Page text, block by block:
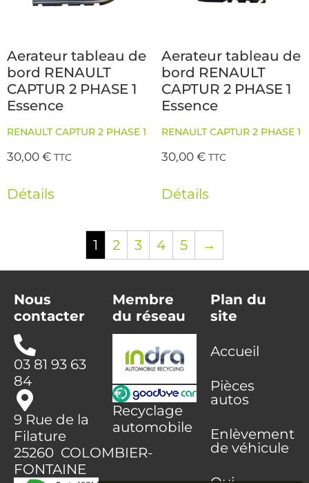
Aerateur tableau de
bord RENAULT
CAPTUR 2 PHASE 1
Essence
RENAULT CAPTUR 2 PHASE 1
30,00€ TTC
Détails
Aerateur tableau de
bord RENAULT
CAPTUR 2 PHASE 1
Essence
RENAULT CAPTUR 2 PHASE 1
30,00€ TTC
Détails
1 2 3 4 5 →
Nous
contacter
03 81 93 63
84
9 Rue de la
Filature
25260 COLOMBIER-
FONTAINE
Membre
du réseau
Recyclage
automobile
Plan du
site
Accueil
Pièces
autos
Enlèvement
de véhicule